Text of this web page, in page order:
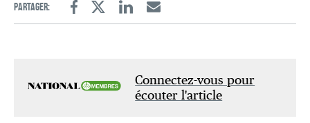
Partager:
FacebookTwitterLinkedinEmail
Connectez-vous pour
écouter l'article